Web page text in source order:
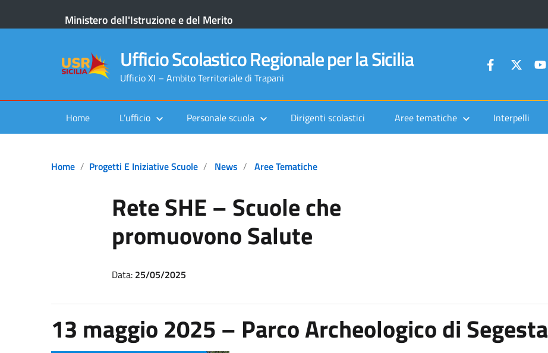
Ministero dell'Istruzione e del Merito
Ufficio Scolastico Regionale per la Sicilia
Ufficio XI – Ambito Territoriale di Trapani
Home L’ufficio Personale scuola Dirigenti scolastici Aree tematiche Interpelli
Home Progetti E Iniziative Scuole News Aree Tematiche
Rete SHE – Scuole che
promuovono Salute
Data: 25/05/2025
13 maggio 2025 – Parco Archeologico di Segesta